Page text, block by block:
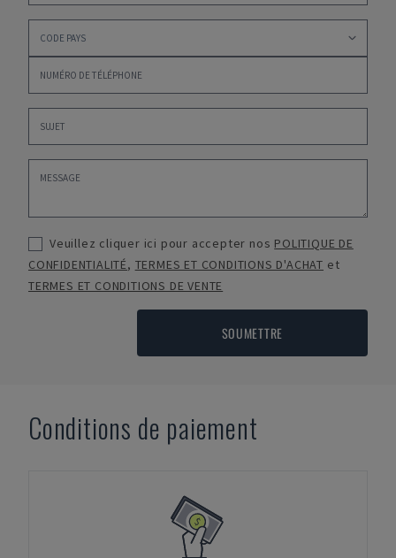
Veuillez cliquer ici pour accepter nos POLITIQUE DE
CONFIDENTIALITÉ, TERMES ET CONDITIONS D'ACHAT et
TERMES ET CONDITIONS DE VENTE
SOUMETTRE
Conditions de paiement